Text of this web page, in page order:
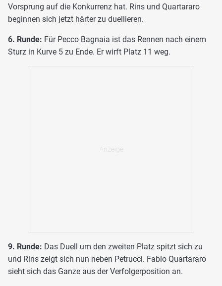
Vorsprung auf die Konkurrenz hat. Rins und Quartararo
beginnen sich jetzt härter zu duellieren.
6. Runde: Für Pecco Bagnaia ist das Rennen nach einem
Sturz in Kurve 5 zu Ende. Er wirft Platz 11 weg.
9. Runde: Das Duell um den zweiten Platz spitzt sich zu
und Rins zeigt sich nun neben Petrucci. Fabio Quartararo
sieht sich das Ganze aus der Verfolgerposition an.